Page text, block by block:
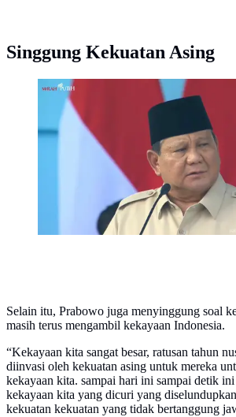
Singgung Kekuatan Asing
Presiden Prabowo Subianto saat
Upacara (irup) apel peringatan HUT
digelar di Silang Monas, Jakarta Pusat,
Oktober 2025. (Dok. Tangkapan Layar
Selain itu, Prabowo juga menyinggung soal
masih terus mengambil kekayaan Indonesia.
“Kekayaan kita sangat besar, ratusan tahun
diinvasi oleh kekuatan asing untuk mereka
kekayaan kita. sampai hari ini sampai detik
kekayaan kita yang dicuri yang
kekuatan kekuatan yang tidak bertanggung